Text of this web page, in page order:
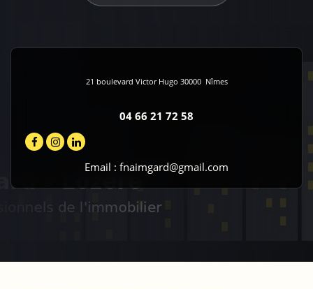
21 boulevard Victor Hugo 30000 Nîmes
04 66 21 72 58
Email : fnaimgard@gmail.com